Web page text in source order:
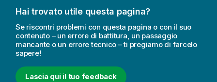
Hai trovato utile questa pagina?
Se riscontri problemi con questa pagina o con il suo
contenuto – un errore di battitura, un passaggio
mancante o un errore tecnico – ti pregiamo di farcelo
sapere!
Lascia qui il tuo feedback